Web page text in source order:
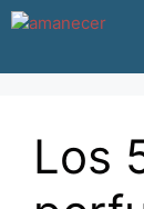
Saltar
contenido
Los